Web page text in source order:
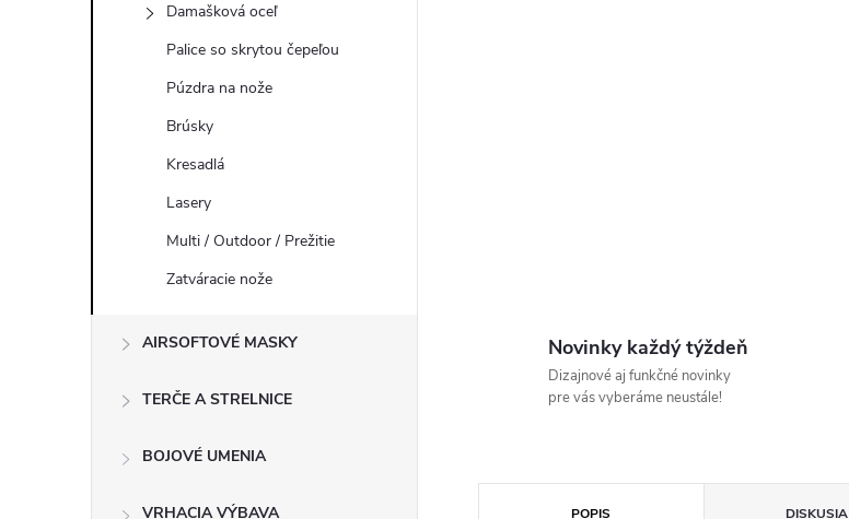
Damašková oceľ
Palice so skrytou čepeľou
Púzdra na nože
Brúsky
Kresadlá
Lasery
Multi / Outdoor / Prežitie
Zatváracie nože
AIRSOFTOVÉ MASKY
TERČE A STRELNICE
BOJOVÉ UMENIA
VRHACIA VÝBAVA
Novinky každý týždeň
Dizajnové aj funkčné novinky
pre vás vyberáme neustále!
POPIS DISKUSIA